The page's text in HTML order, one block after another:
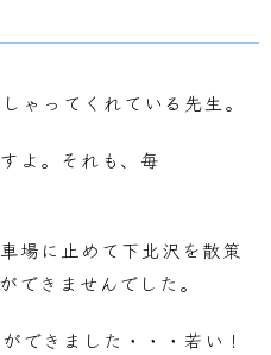
ゃってくれている先生。
よ。それも、毎
場に止めて下北沢を散策
できませんでした。
できました・・・若い！